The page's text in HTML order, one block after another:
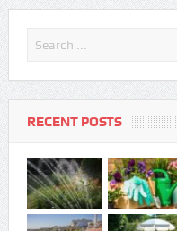
RECENT POSTS